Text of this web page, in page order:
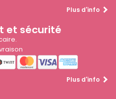
Plus d'info
et sécurité
Plus d'info